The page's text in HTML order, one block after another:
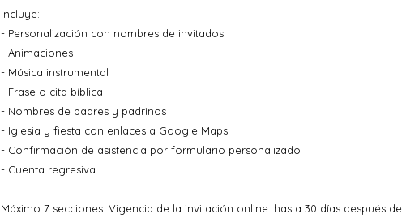
Incluye:
- Personalización con nombres de invitados
- Animaciones
- Música instrumental
- Frase o cita bíblica
- Nombres de padres y padrinos
- Iglesia y fiesta con enlaces a Google Maps
- Confirmación de asistencia por formulario personalizado
- Cuenta regresiva
Máximo 7 secciones. Vigencia de la invitación online: hasta 30 días después de